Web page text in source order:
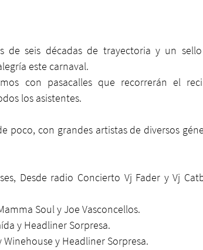
de seis décadas de trayectoria y un
este carnaval.
con pasacalles que recorrerán el
los asistentes.
poco, con grandes artistas de diversos
Desde radio Concierto Vj Fader y Vj
Soul y Joe Vasconcellos.
y Headliner Sorpresa.
y Headliner Sorpresa.